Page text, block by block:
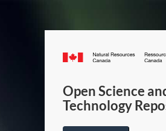
Canada.ca
Open Science
Technology